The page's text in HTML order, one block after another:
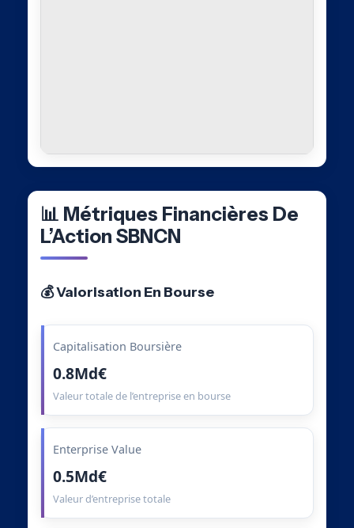
📊 Métriques Financières De
L’Action SBNCN
💰 Valorisation En Bourse
Capitalisation Boursière
0.8Md€
Valeur totale de l’entreprise en bourse
Enterprise Value
0.5Md€
Valeur d’entreprise totale